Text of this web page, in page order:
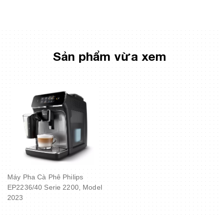
Sản phẩm vừa xem
Máy Pha Cà Phê Philips
EP2236/40 Serie 2200, Model
2023